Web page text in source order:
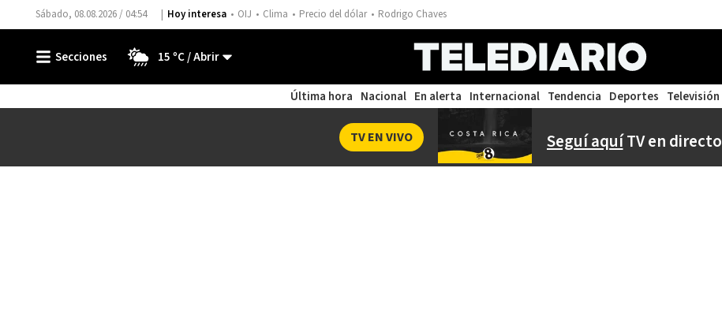
Sábado, 08.08.2026 / 04:54 Hoy interesa OIJ Clima Precio del dólar Rodrigo Chaves
15 ºC
Última hora Nacional En alerta Internacional Tendencia Deportes Televisión
Seguí aquíTV en directo
TV EN VIVO